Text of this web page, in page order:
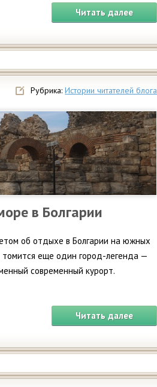
Читать далее
Рубрика:Истории читателей блога
в Болгарии
об отдыхе в Болгарии на южных
томится еще один город-легенда —
современный курорт.
Читать далее